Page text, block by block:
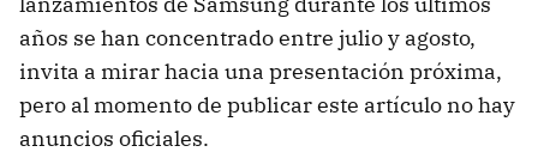
años se han concentrado entre julio y agosto,
invita a mirar hacia una presentación próxima,
pero al momento de publicar este artículo no hay
anuncios oficiales.